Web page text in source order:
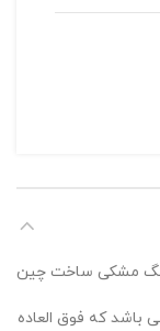
مشکی ساخت چین
که فوق العاده